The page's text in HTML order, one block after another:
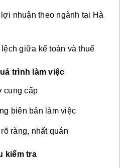
nhuận theo ngành tại Hà
giữa kế toán và thuế
trình làm việc
cung cấp
biên bản làm việc
ràng, nhất quán
kiểm tra